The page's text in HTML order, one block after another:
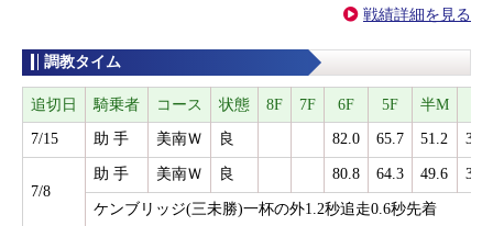
戦績詳細を見る
調教タイム
追切日 騎乗者 コース 状態 8F 7F 6F 5F 半M
7/15 助 手 美南Ｗ 良 82.0 65.7 51.2 37.5
7/8
助 手 美南Ｗ 良 80.8 64.3 49.6 35.9
ケンブリッジ(三未勝)一杯の外1.2秒追走0.6秒先着